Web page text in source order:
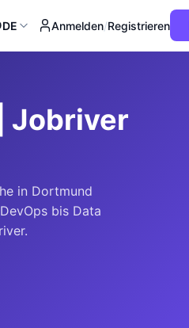
DE Anmelden/Registrieren
Jobriver
in Dortmund
bis Data